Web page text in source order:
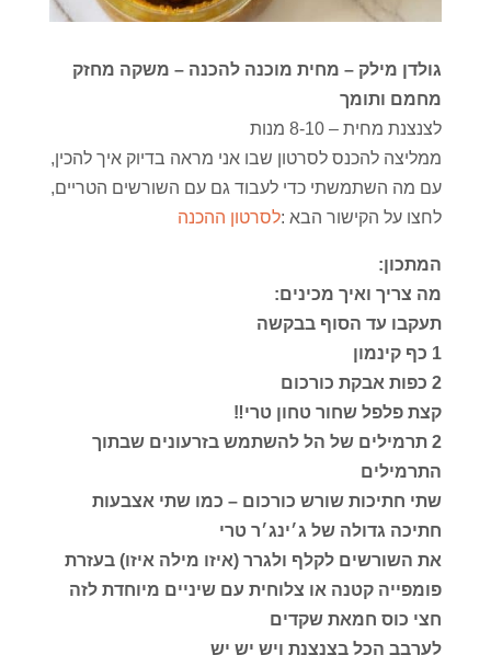
גולדן מילק – מחית מוכנה להכנה – משקה מחזק
מחמם ותומך
לצנצנת מחית – 8-10 מנות
ממליצה להכנס לסרטון שבו אני מראה בדיוק איך להכין,
עם מה השתמשתי כדי לעבוד גם עם השורשים הטריים,
לחצו על הקישור הבא :לסרטון ההכנה
המתכון:
מה צריך ואיך מכינים:
תעקבו עד הסוף בבקשה
1 כף קינמון
2 כפות אבקת כורכום
קצת פלפל שחור טחון טרי‼️
2 תרמילים של הל להשתמש בזרעונים שבתוך
התרמילים
שתי חתיכות שורש כורכום – כמו שתי אצבעות
חתיכה גדולה של ג׳ינג׳ר טרי
את השורשים לקלף ולגרר (איזו מילה איזו) בעזרת
פומפייה קטנה או צלוחית עם שיניים מיוחדת לזה
חצי כוס חמאת שקדים
לערבב הכל בצנצנת ויש יש יש